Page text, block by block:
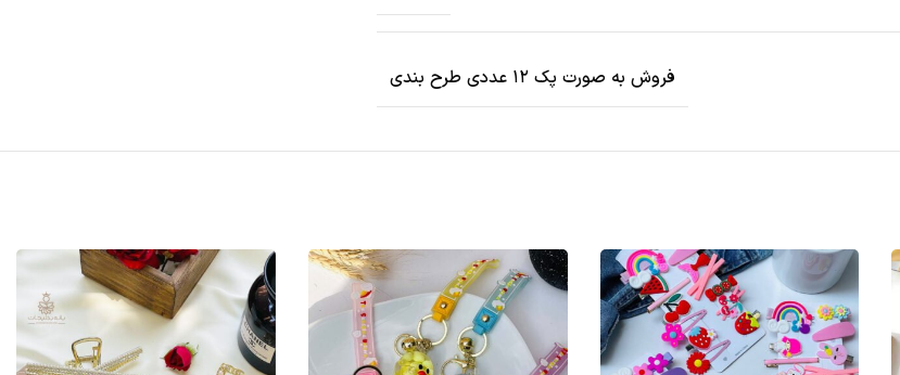
فروش به صورت پک ۱۲ عددی طرح بندی